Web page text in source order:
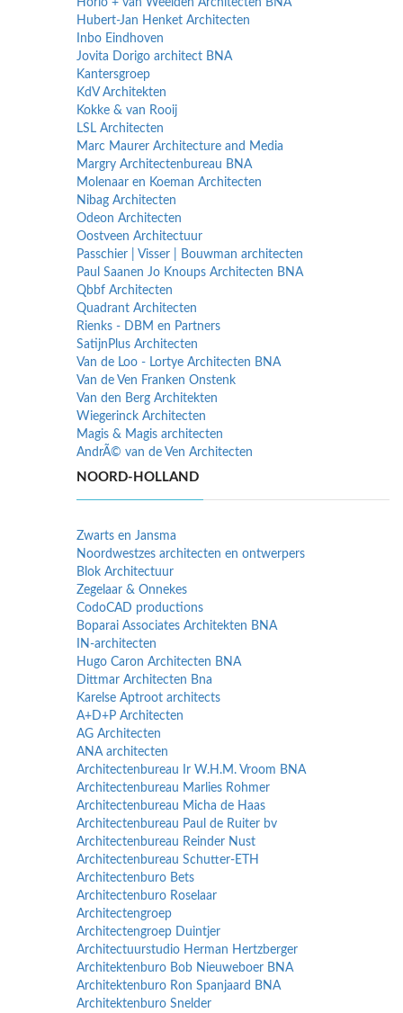
Horio + van Weelden Architecten BNA
Hubert-Jan Henket Architecten
Inbo Eindhoven
Jovita Dorigo architect BNA
Kantersgroep
KdV Architekten
Kokke & van Rooij
LSL Architecten
Marc Maurer Architecture and Media
Margry Architectenbureau BNA
Molenaar en Koeman Architecten
Nibag Architecten
Odeon Architecten
Oostveen Architectuur
Passchier | Visser | Bouwman architecten
Paul Saanen Jo Knoups Architecten BNA
Qbbf Architecten
Quadrant Architecten
Rienks - DBM en Partners
SatijnPlus Architecten
Van de Loo - Lortye Architecten BNA
Van de Ven Franken Onstenk
Van den Berg Architekten
Wiegerinck Architecten
Magis & Magis architecten
AndrÃ© van de Ven Architecten
NOORD-HOLLAND
Zwarts en Jansma
Noordwestzes architecten en ontwerpers
Blok Architectuur
Zegelaar & Onnekes
CodoCAD productions
Boparai Associates Architekten BNA
IN-architecten
Hugo Caron Architecten BNA
Dittmar Architecten Bna
Karelse Aptroot architects
A+D+P Architecten
AG Architecten
ANA architecten
Architectenbureau Ir W.H.M. Vroom BNA
Architectenbureau Marlies Rohmer
Architectenbureau Micha de Haas
Architectenbureau Paul de Ruiter bv
Architectenbureau Reinder Nust
Architectenbureau Schutter-ETH
Architectenburo Bets
Architectenburo Roselaar
Architectengroep
Architectengroep Duintjer
Architectuurstudio Herman Hertzberger
Architektenburo Bob Nieuweboer BNA
Architektenburo Ron Spanjaard BNA
Architektenburo Snelder